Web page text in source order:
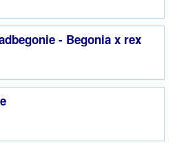
- Begonia x rex